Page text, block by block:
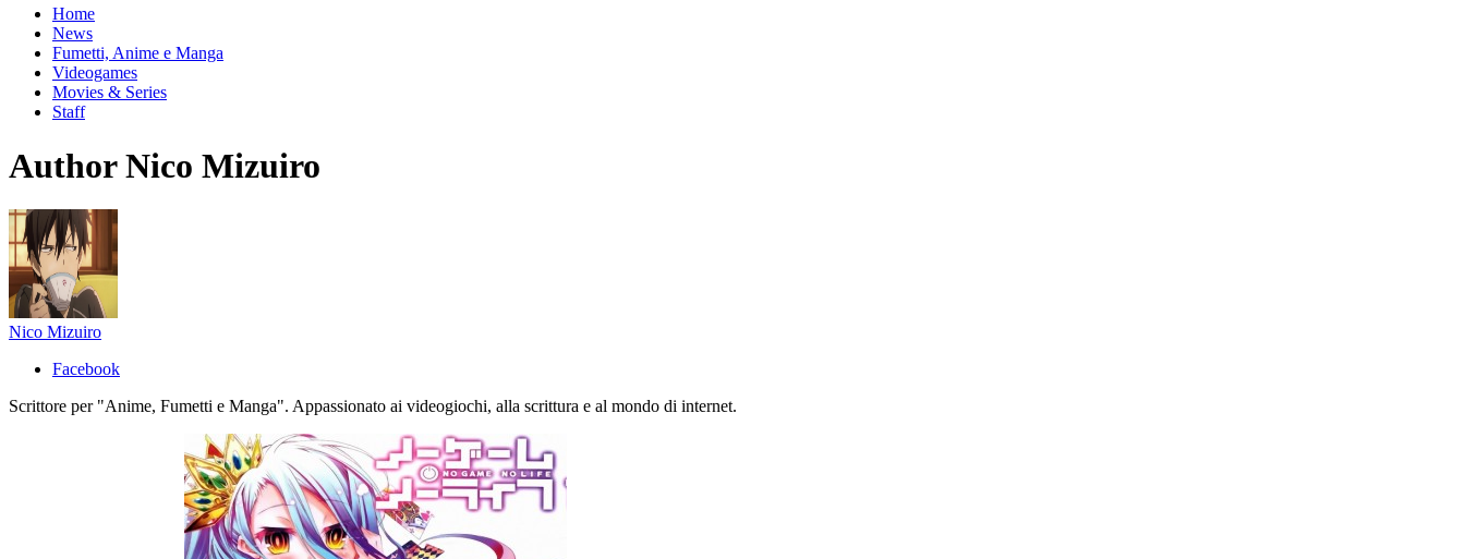
Home
News
Fumetti, Anime e Manga
Videogames
Movies & Series
Staff
AuthorNico Mizuiro
Nico Mizuiro
Facebook
Scrittore per "Anime, Fumetti e Manga". Appassionato ai videogiochi, alla scrittura e al mondo di internet.